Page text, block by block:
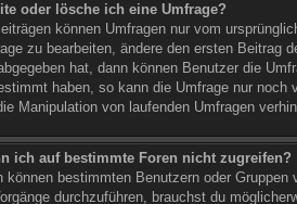
oder lösche ich eine Umfrage?
können Umfragen nur vom
zu bearbeiten, ändere den ersten Beitrag
hat, dann können Benutzer die
haben, so kann die Umfrage nur
Manipulation von laufenden Umfragen
ich auf bestimmte Foren nicht zugreifen?
können bestimmten Benutzern oder
durchzuführen, brauchst du